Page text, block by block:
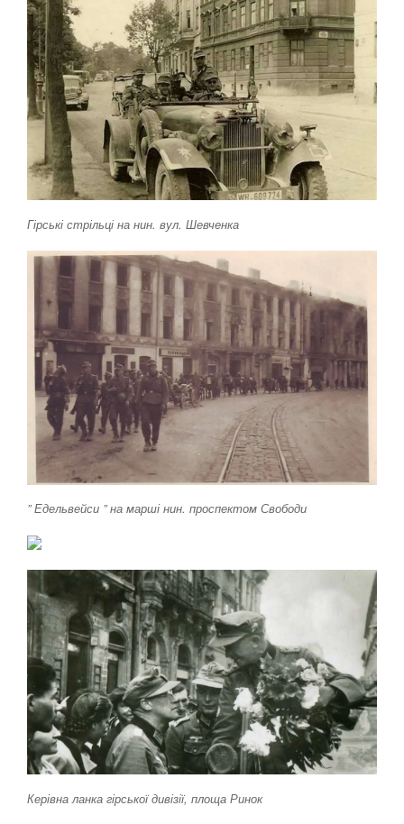
Гірські стрільці на нин. вул. Шевченка
” Едельвейси ” на марші нин. проспектом Свободи
Керівна ланка гірської дивізії, площа Ринок